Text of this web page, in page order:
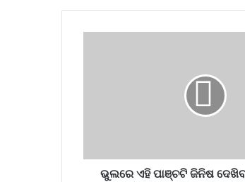
ଭୁଲରେ ଏହି ପାଞ୍ଚଟି ଜିନିଷ